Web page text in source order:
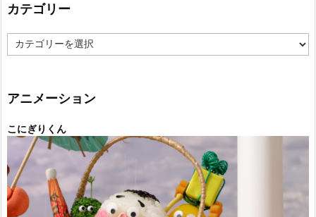
カテゴリー
テ
ー
アニメーション
こにぎりくん